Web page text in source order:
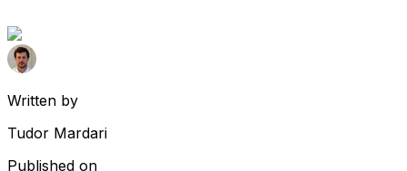
Written by
Tudor Mardari
Published on